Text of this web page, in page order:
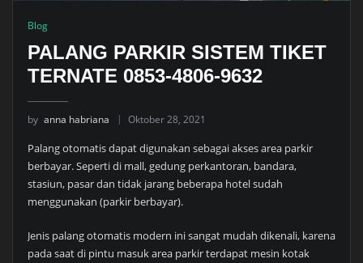
Blog
PALANG PARKIR SISTEM TIKET
TERNATE 0853-4806-9632
by anna habriana Oktober 28, 2021
Palang otomatis dapat digunakan sebagai akses area parkir
berbayar. Seperti di mall, gedung perkantoran, bandara,
stasiun, pasar dan tidak jarang beberapa hotel sudah
menggunakan (parkir berbayar).
Jenis palang otomatis modern ini sangat mudah dikenali, karena
pada saat di pintu masuk area parkir terdapat mesin kotak